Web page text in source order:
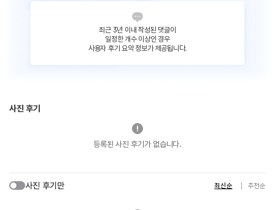
최근 3년 이내 작성된 댓글이
일정한 개수 이상인 경우
사용자 후기 요약 정보가 제공됩니다.
사진 후기
등록된 사진 후기가 없습니다.
사진 후기만 최신순 추천순